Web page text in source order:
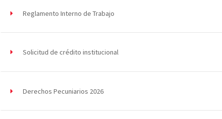
Reglamento Interno de Trabajo
Solicitud de crédito institucional
Derechos Pecuniarios 2026